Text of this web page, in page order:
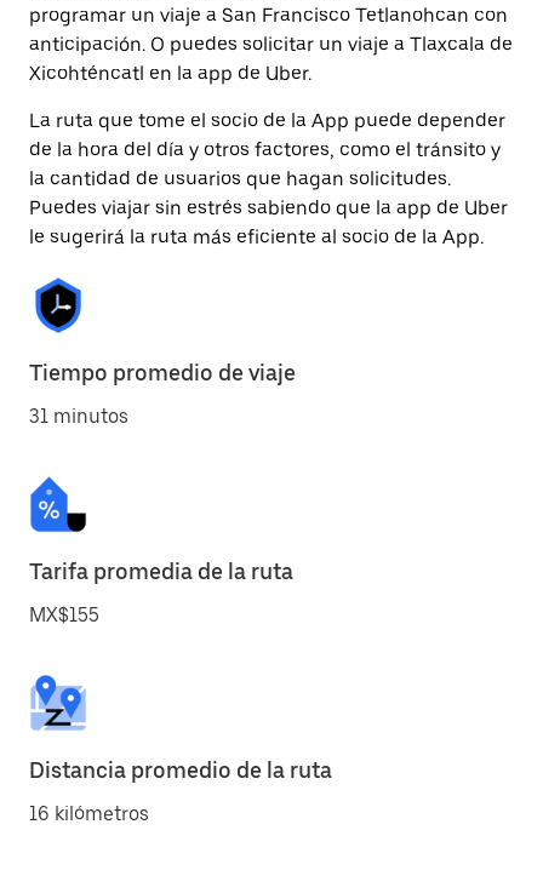
programar un viaje a San Francisco Tetlanohcan con
anticipación. O puedes solicitar un viaje a Tlaxcala de
Xicohténcatl en la app de Uber.
La ruta que tome el socio de la App puede depender
de la hora del día y otros factores, como el tránsito y
la cantidad de usuarios que hagan solicitudes.
Puedes viajar sin estrés sabiendo que la app de Uber
le sugerirá la ruta más eficiente al socio de la App.
Tiempo promedio de viaje
31 minutos
Tarifa promedia de la ruta
MX$155
Distancia promedio de la ruta
16 kilómetros